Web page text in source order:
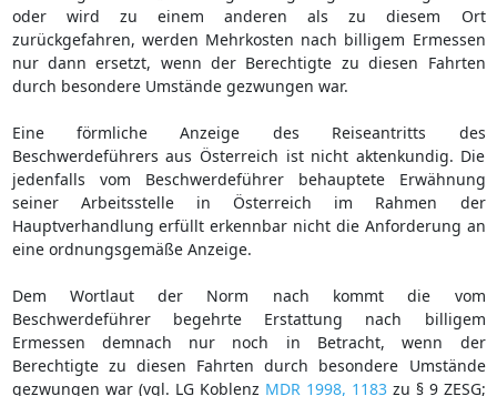
oder wird zu einem anderen als zu diesem Ort
zurückgefahren, werden Mehrkosten nach billigem Ermessen
nur dann ersetzt, wenn der Berechtigte zu diesen Fahrten
durch besondere Umstände gezwungen war.
Eine förmliche Anzeige des Reiseantritts des
Beschwerdeführers aus Österreich ist nicht aktenkundig. Die
jedenfalls vom Beschwerdeführer behauptete Erwähnung
seiner Arbeitsstelle in Österreich im Rahmen der
Hauptverhandlung erfüllt erkennbar nicht die Anforderung an
eine ordnungsgemäße Anzeige.
Dem Wortlaut der Norm nach kommt die vom
Beschwerdeführer begehrte Erstattung nach billigem
Ermessen demnach nur noch in Betracht, wenn der
Berechtigte zu diesen Fahrten durch besondere Umstände
gezwungen war (vgl. LG Koblenz MDR 1998, 1183zu § 9 ZESG;